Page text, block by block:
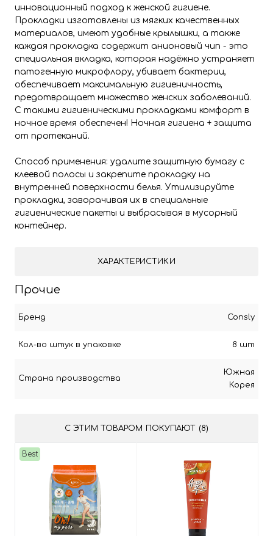
инновационный подход к женской гигиене.
Прокладки изготовлены из мягких качественных
материалов, имеют удобные крылышки, а также
каждая прокладка содержит анионовый чип - это
специальная вкладка, которая надёжно устраняет
патогенную микрофлору, убивает бактерии,
обеспечивает максимальную гигиеничность,
предотвращает множество женских заболеваний.
С такими гигиеническими прокладками комфорт в
ночное время обеспечен! Ночная гигиена + защита
от протеканий.
Способ применения: удалите защитную бумагу с
клеевой полосы и закрепите прокладку на
внутренней поверхности белья. Утилизируйте
прокладки, заворачивая их в специальные
гигиенические пакеты и выбрасывая в мусорный
контейнер.
ХАРАКТЕРИСТИКИ
Прочие
Бренд Consly
Кол-во штук в упаковке 8 шт
Страна производства
Южная
Корея
С ЭТИМ ТОВАРОМ ПОКУПАЮТ (8)
Best